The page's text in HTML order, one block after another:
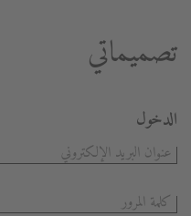
تصميماتي
الدخول